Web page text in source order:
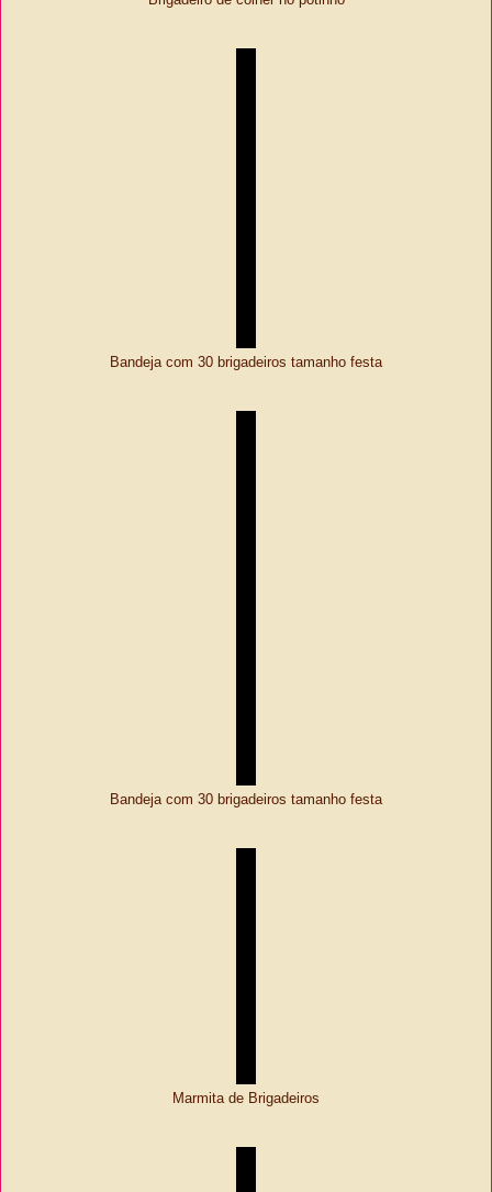
Bandeja com 30 brigadeiros tamanho festa
Bandeja com 30 brigadeiros tamanho festa
Marmita de Brigadeiros